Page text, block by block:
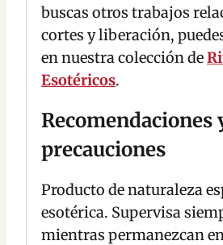
buscas otros trabajos
cortes y liberación,
en nuestra colección de
Esotéricos.
Recomendaciones
precauciones
Producto de naturaleza
esotérica. Supervisa
mientras permanezcan